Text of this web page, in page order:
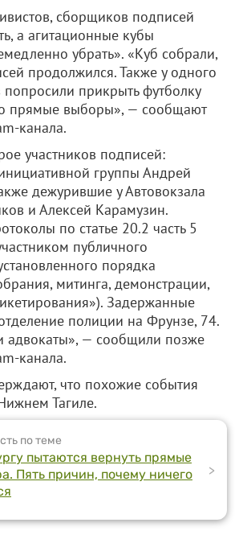
сборщиков подписей
а агитационные кубы
убрать». «Куб собрали,
продолжился. Также у одного
попросили прикрыть футболку
прямые выборы», — сообщают
канала.
участников подписей:
группы Андрей
дежурившие у Автовокзала
и Алексей Карамузин.
по статье 20.2 часть 5
публичного
порядка
митинга, демонстрации,
Задержанные
полиции на Фрунзе, 74.
адвокаты», — сообщили позже
канала.
что похожие события
Тагиле.
по теме
пытаются вернуть прямые
Пять причин, почему ничего
>